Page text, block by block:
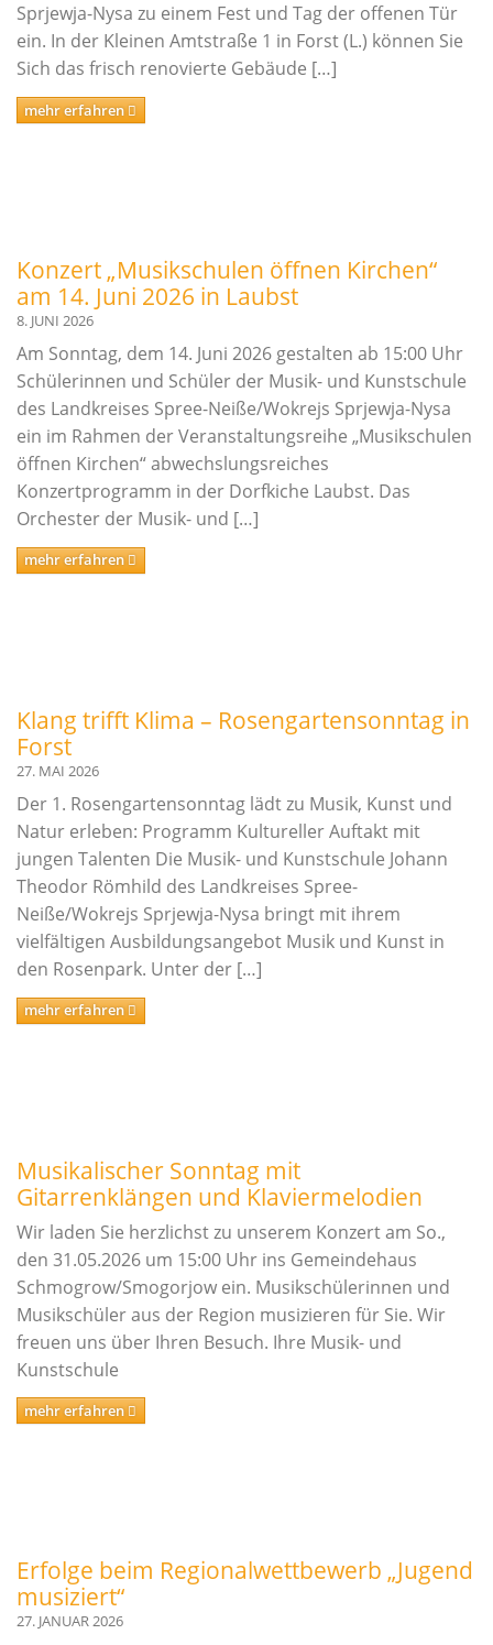
Wettbewerbe
Jugend musiziert
Tag des Tanzes
Innerschulischer Klavierwettbewerb
Termine
Galerie
Kooperationen
Angebote für Kitas
Angebote für Schulen
Bestehende Kooperationen
Service
Kontakt
Sprjewja-Nysa zu einem Fest und Tag der offenen Tür
ein. In der Kleinen Amtstraße 1 in Forst (L.) können Sie
Sich das frisch renovierte Gebäude […]
mehr erfahren
Konzert „Musikschulen öffnen Kirchen“
am 14. Juni 2026 in Laubst
8. JUNI 2026
Am Sonntag, dem 14. Juni 2026 gestalten ab 15:00 Uhr
Schülerinnen und Schüler der Musik- und Kunstschule
des Landkreises Spree-Neiße/Wokrejs Sprjewja-Nysa
ein im Rahmen der Veranstaltungsreihe „Musikschulen
öffnen Kirchen“ abwechslungsreiches
Konzertprogramm in der Dorfkiche Laubst. Das
Orchester der Musik- und […]
mehr erfahren
Klang trifft Klima – Rosengartensonntag in
Forst
27. MAI 2026
Der 1. Rosengartensonntag lädt zu Musik, Kunst und
Natur erleben: Programm Kultureller Auftakt mit
jungen Talenten Die Musik- und Kunstschule Johann
Theodor Römhild des Landkreises Spree-
Neiße/Wokrejs Sprjewja-Nysa bringt mit ihrem
vielfältigen Ausbildungsangebot Musik und Kunst in
den Rosenpark. Unter der […]
mehr erfahren
Musikalischer Sonntag mit
Gitarrenklängen und Klaviermelodien
Wir laden Sie herzlichst zu unserem Konzert am So.,
den 31.05.2026 um 15:00 Uhr ins Gemeindehaus
Schmogrow/Smogorjow ein. Musikschülerinnen und
Musikschüler aus der Region musizieren für Sie. Wir
freuen uns über Ihren Besuch. Ihre Musik- und
Kunstschule
mehr erfahren
Erfolge beim Regionalwettbewerb „Jugend
musiziert“
27. JANUAR 2026